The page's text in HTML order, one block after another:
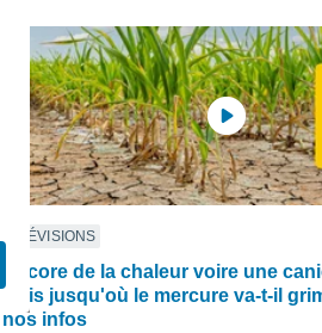
PRÉVISIONS
Encore de la chaleur voire une
Mais jusqu'où le mercure va-t-il
nos infos